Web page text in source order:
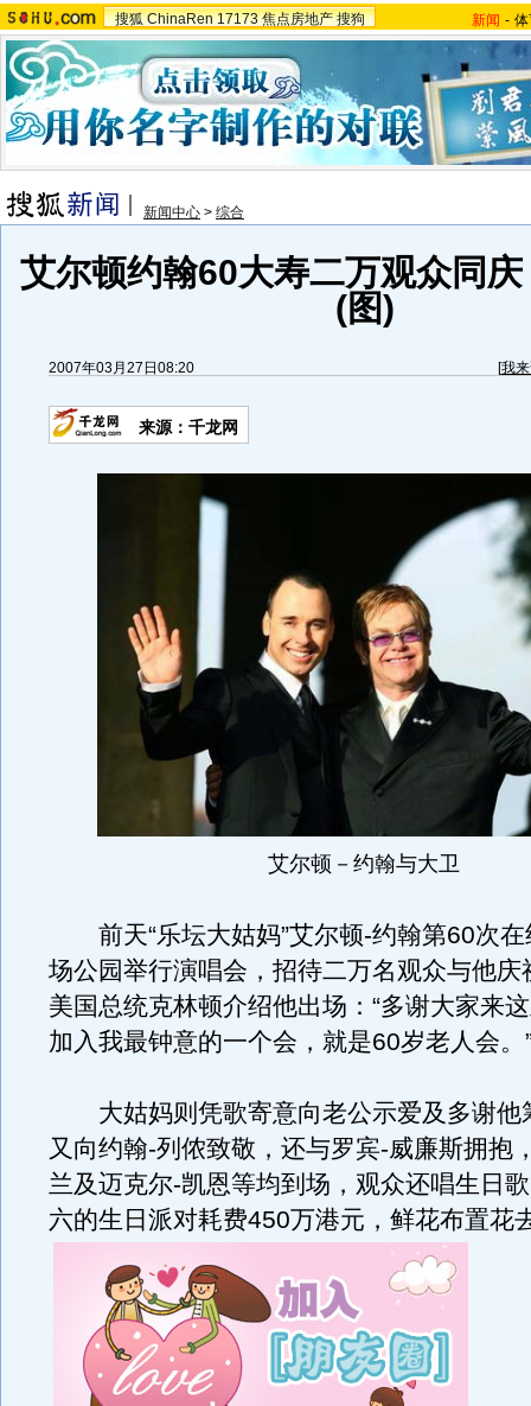
搜狐 ChinaRen 17173 焦点房地产 搜狗 新闻 -
新闻中心 > 综合
艾尔顿约翰60大寿二万观众同
(图)
2007年03月27日08:20 [我
来源：千龙网
艾尔顿－约翰与大卫
前天“乐坛大姑妈”艾尔顿-约翰第60次在
场公园举行演唱会，招待二万名观众与他庆
美国总统克林顿介绍他出场：“多谢大家来
加入我最钟意的一个会，就是60岁老人会。
大姑妈则凭歌寄意向老公示爱及多谢他
又向约翰-列侬致敬，还与罗宾-威廉斯拥抱
兰及迈克尔-凯恩等均到场，观众还唱生日
六的生日派对耗费450万港元，鲜花布置花